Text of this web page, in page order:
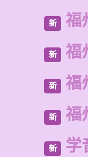
新 福
新 福
新 福
新 福
新 学